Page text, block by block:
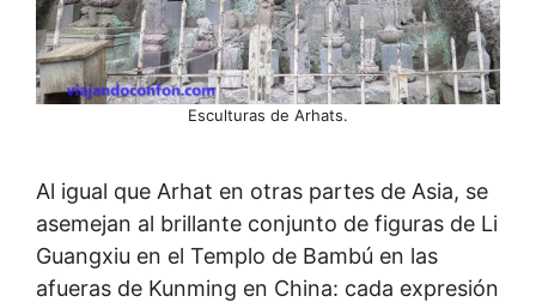
Esculturas de Arhats.
Al igual que Arhat en otras partes de Asia, se
asemejan al brillante conjunto de figuras de Li
Guangxiu en el Templo de Bambú en las
afueras de Kunming en China: cada expresión